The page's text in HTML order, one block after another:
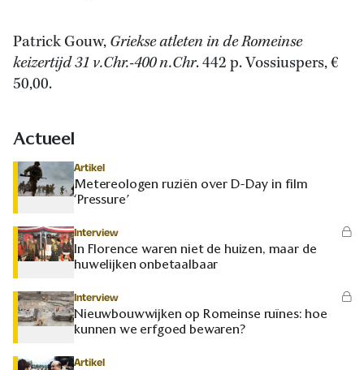
Patrick Gouw,Griekse atleten in de Romeinse
keizertijd 31 v.Chr.-400 n.Chr. 442 p. Vossiuspers, €
50,00.
Actueel
Artikel
Metereologen ruziën over D-Day in film
‘Pressure’
Interview
In Florence waren niet de huizen, maar de
huwelijken onbetaalbaar
Interview
Nieuwbouwwijken op Romeinse ruïnes: hoe
kunnen we erfgoed bewaren?
Artikel